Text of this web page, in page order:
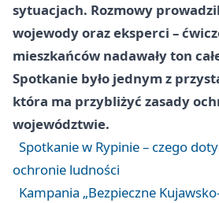
sytuacjach. Rozmowy
wojewody oraz eksperci –
mieszkańców nadawały ton
Spotkanie było jednym z
która ma przybliżyć zasady
województwie.
Spotkanie w Rypinie – czego
ochronie ludności
Kampania „Bezpieczne